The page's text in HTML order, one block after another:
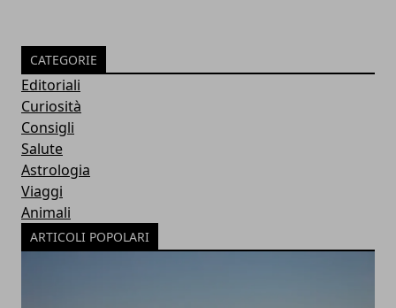
CATEGORIE
Editoriali
Curiosità
Consigli
Salute
Astrologia
Viaggi
Animali
ARTICOLI POPOLARI